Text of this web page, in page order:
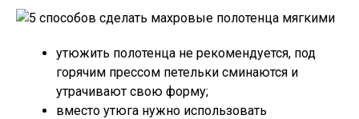
утюжить полотенца не рекомендуется, под
горячим прессом петельки сминаются и
утрачивают свою форму;
вместо утюга нужно использовать